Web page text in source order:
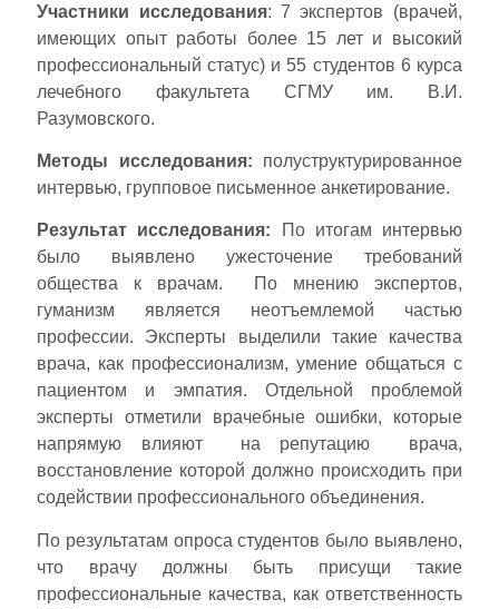
Участники исследования: 7 экспертов (врачей,
имеющих опыт работы более 15 лет и высокий
профессиональный статус) и 55 студентов 6 курса
лечебного факультета СГМУ им. В.И.
Разумовского.
Методы исследования: полуструктурированное
интервью, групповое письменное анкетирование.
Результат исследования: По итогам интервью
было выявлено ужесточение требований
общества к врачам. По мнению экспертов,
гуманизм является неотъемлемой частью
профессии. Эксперты выделили такие качества
врача, как профессионализм, умение общаться с
пациентом и эмпатия. Отдельной проблемой
эксперты отметили врачебные ошибки, которые
напрямую влияют на репутацию врача,
восстановление которой должно происходить при
содействии профессионального объединения.
По результатам опроса студентов было выявлено,
что врачу должны быть присущи такие
профессиональные качества, как ответственность